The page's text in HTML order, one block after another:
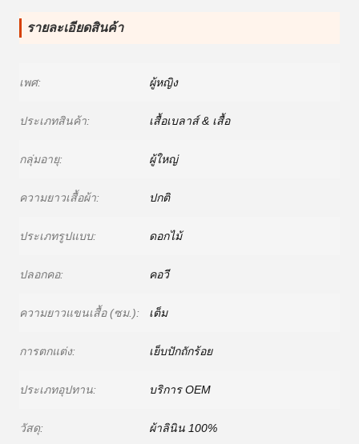
รายละเอียดสินค้า
เพศ: ผู้หญิง
ประเภทสินค้า: เสื้อเบลาส์ & เสื้อ
กลุ่มอายุ: ผู้ใหญ่
ความยาวเสื้อผ้า: ปกติ
ประเภทรูปแบบ: ดอกไม้
ปลอกคอ: คอวี
ความยาวแขนเสื้อ (ซม.): เต็ม
การตกแต่ง: เย็บปักถักร้อย
ประเภทอุปทาน: บริการ OEM
วัสดุ: ผ้าลินิน 100%